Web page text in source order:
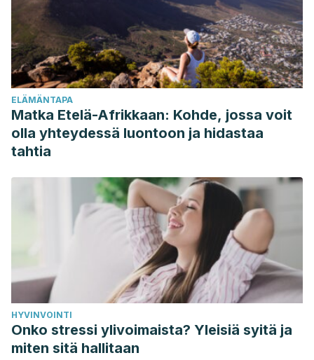
https://riunet.upv.es/bitstream/handle/10251/62057/
Laura Yesenia Fajardo Hurtado. Efecto de los aceites
esenciales en los síntomas emocionales de la ansiedad,
depresión y estrés una revisión literatura. Universidad de
Ciencias Aplicadas y Ambientales, 2018. Disponible en:
https://repository.udca.edu.co/bitstream/11158/920/1/
ELÄMÄNTAPA
Matka Etelä-Afrikkaan: Kohde, jossa voit
olla yhteydessä luontoon ja hidastaa
tahtia
HYVINVOINTI
Onko stressi ylivoimaista? Yleisiä syitä ja
miten sitä hallitaan